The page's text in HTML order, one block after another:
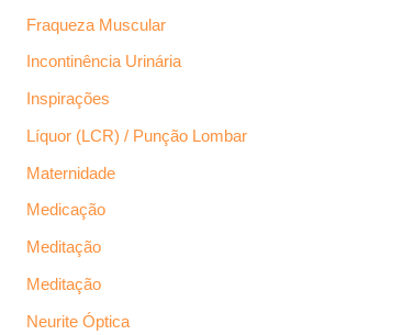
Fraqueza Muscular
Incontinência Urinária
Inspirações
Líquor (LCR) / Punção Lombar
Maternidade
Medicação
Meditação
Meditação
Neurite Óptica